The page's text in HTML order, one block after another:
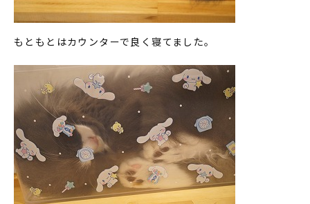
もともとはカウンターで良く寝てました。